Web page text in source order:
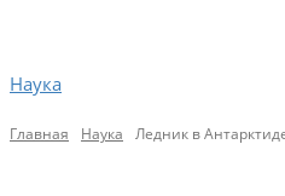
Наука
Главная Наука Ледник в